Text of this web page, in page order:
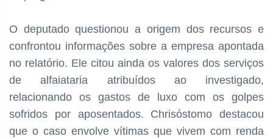
O deputado questionou a origem dos recursos e
confrontou informações sobre a empresa apontada
no relatório. Ele citou ainda os valores dos serviços
de alfaiataria atribuídos ao investigado,
relacionando os gastos de luxo com os golpes
sofridos por aposentados. Chrisóstomo destacou
que o caso envolve vítimas que vivem com renda